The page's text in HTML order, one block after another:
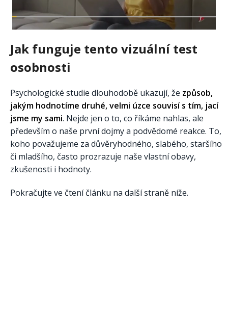
Jak funguje tento vizuální test
osobnosti
Psychologické studie dlouhodobě ukazují, že způsob,
jakým hodnotíme druhé, velmi úzce souvisí s tím, jací
jsme my sami. Nejde jen o to, co říkáme nahlas, ale
především o naše první dojmy a podvědomé reakce. To,
koho považujeme za důvěryhodného, slabého, staršího
či mladšího, často prozrazuje naše vlastní obavy,
zkušenosti i hodnoty.
Pokračujte ve čtení článku na další straně níže.